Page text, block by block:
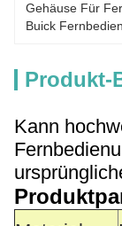
Gehäuse Für
Buick
Produkt-
Kann